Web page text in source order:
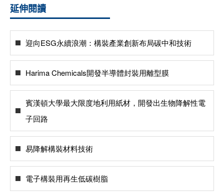
延伸閱讀
迎向ESG永續浪潮：構裝產業創新布局碳中和技術
Harima Chemicals開發半導體封裝用離型膜
賓漢頓大學最大限度地利用紙材，開發出生物降解性電
子回路
易降解構裝材料技術
電子構裝用再生低碳樹脂